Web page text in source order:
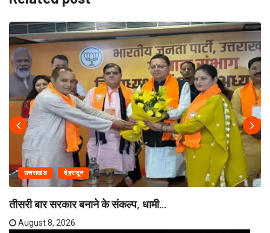
उत्तराखंड देहरादून
तीसरी बार सरकार बनाने के संकल्प, धामी...
August 8, 2026